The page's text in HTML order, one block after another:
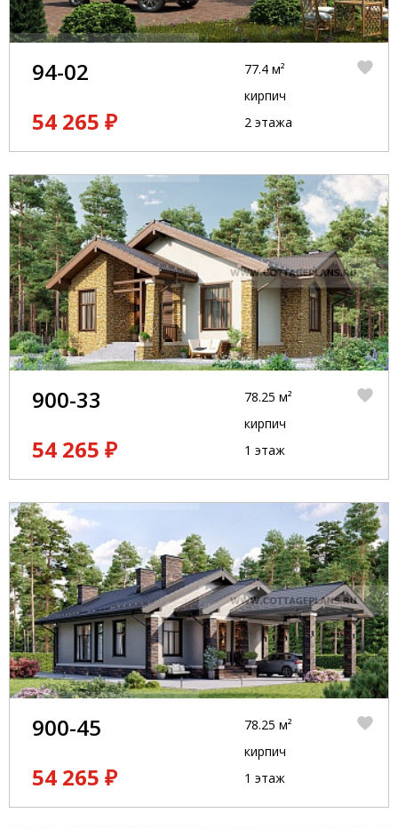
94-02
54 265 ₽
77.4 м²
кирпич
2 этажа
900-33
54 265 ₽
78.25 м²
кирпич
1 этаж
900-45
54 265 ₽
78.25 м²
кирпич
1 этаж